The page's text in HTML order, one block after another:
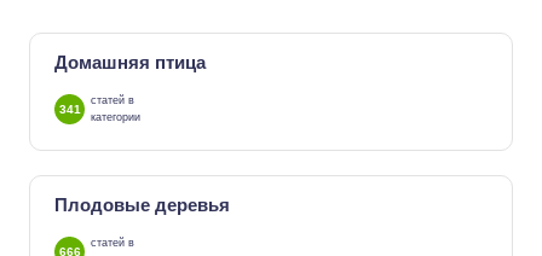
Домашняя птица
341
статей в
категории
Плодовые деревья
666
статей в